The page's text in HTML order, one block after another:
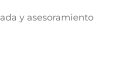
y asesoramiento